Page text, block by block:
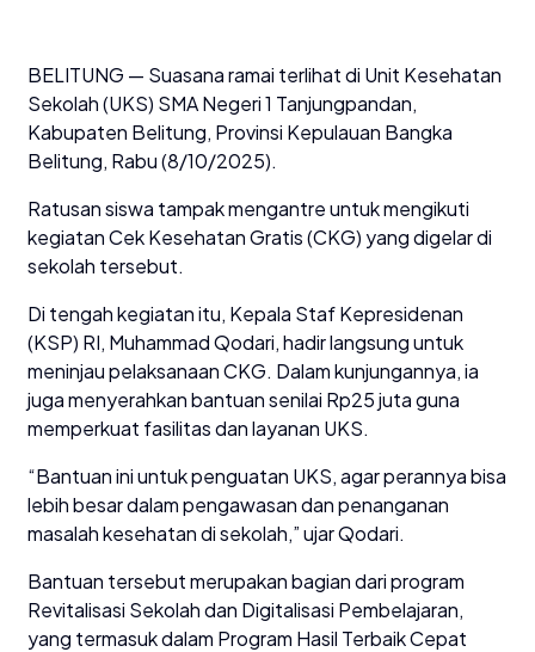
BELITUNG — Suasana ramai terlihat di Unit Kesehatan
Sekolah (UKS) SMA Negeri 1 Tanjungpandan,
Kabupaten Belitung, Provinsi Kepulauan Bangka
Belitung, Rabu (8/10/2025).
Ratusan siswa tampak mengantre untuk mengikuti
kegiatan Cek Kesehatan Gratis (CKG) yang digelar di
sekolah tersebut.
Di tengah kegiatan itu, Kepala Staf Kepresidenan
(KSP) RI, Muhammad Qodari, hadir langsung untuk
meninjau pelaksanaan CKG. Dalam kunjungannya, ia
juga menyerahkan bantuan senilai Rp25 juta guna
memperkuat fasilitas dan layanan UKS.
“Bantuan ini untuk penguatan UKS, agar perannya bisa
lebih besar dalam pengawasan dan penanganan
masalah kesehatan di sekolah,” ujar Qodari.
Bantuan tersebut merupakan bagian dari program
Revitalisasi Sekolah dan Digitalisasi Pembelajaran,
yang termasuk dalam Program Hasil Terbaik Cepat